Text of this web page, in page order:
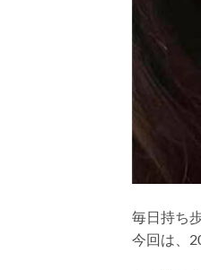
毎日持ち
今回は、